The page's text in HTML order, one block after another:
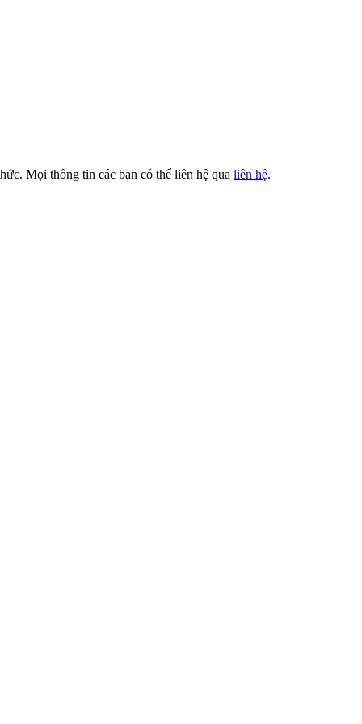
Mọi thông tin các bạn có thể liên hệ qua liên hệ.